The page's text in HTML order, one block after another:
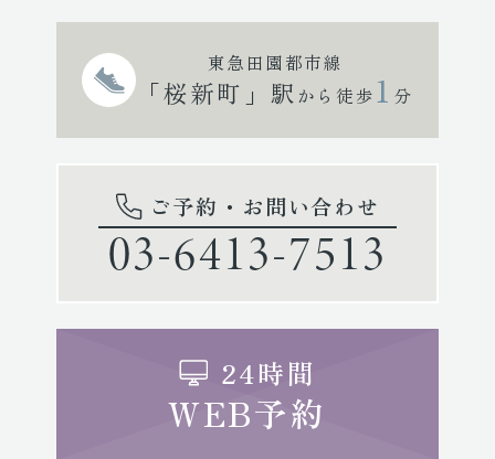
東急田園都市線
「桜新町」駅 から徒歩 1 分
ご予約・お問い合わせ
03-6413-7513
24時間
WEB予約